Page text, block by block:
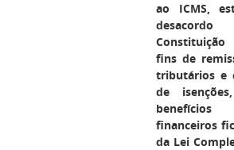
ao ICMS,
fins de
tributários e
de
financeiros
da Lei